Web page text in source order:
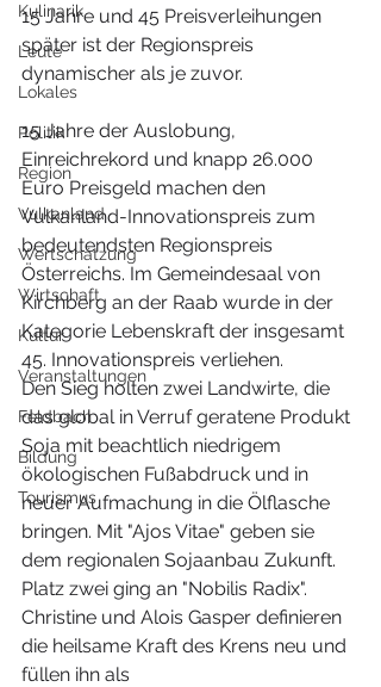
Kulinarik
Leute
Lokales
Politik
Region
Vulkanland
Wertschätzung
Wirtschaft
Kultur
Veranstaltungen
Feldbach
Bildung
Tourismus
15 Jahre und 45 Preisverleihungen
später ist der Regionspreis
dynamischer als je zuvor.
15 Jahre der Auslobung,
Einreichrekord und knapp 26.000
Euro Preisgeld machen den
Vulkanland-Innovationspreis zum
bedeutendsten Regionspreis
Österreichs. Im Gemeindesaal von
Kirchberg an der Raab wurde in der
Kategorie Lebenskraft der insgesamt
45. Innovationspreis verliehen.
Den Sieg holten zwei Landwirte, die
das global in Verruf geratene Produkt
Soja mit beachtlich niedrigem
ökologischen Fußabdruck und in
neuer Aufmachung in die Ölflasche
bringen. Mit "Ajos Vitae" geben sie
dem regionalen Sojaanbau Zukunft.
Platz zwei ging an "Nobilis Radix".
Christine und Alois Gasper definieren
die heilsame Kraft des Krens neu und
füllen ihn als